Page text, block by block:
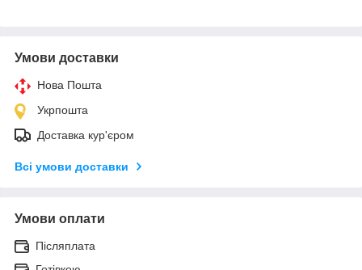
Умови доставки
Нова Пошта
Укрпошта
Доставка кур'єром
Всі умови доставки
Умови оплати
Післяплата